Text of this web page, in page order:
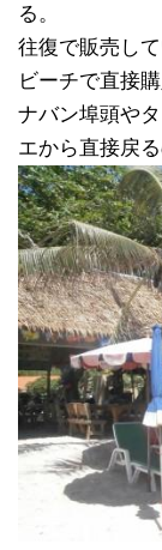
る。
往復で販売し
ビーチで直接
ナバン埠頭や
エから直接戻る